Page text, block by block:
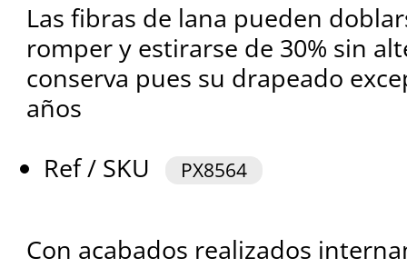
Las fibras de lana pueden
romper y estirarse de 30% sin
conserva pues su drapeado
años
Ref / SKU
PX8564
Con acabados realizados